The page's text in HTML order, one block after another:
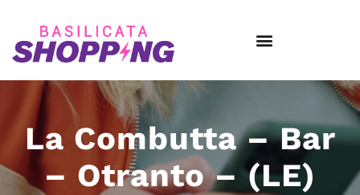
La Combutta – Bar
– Otranto – (LE)